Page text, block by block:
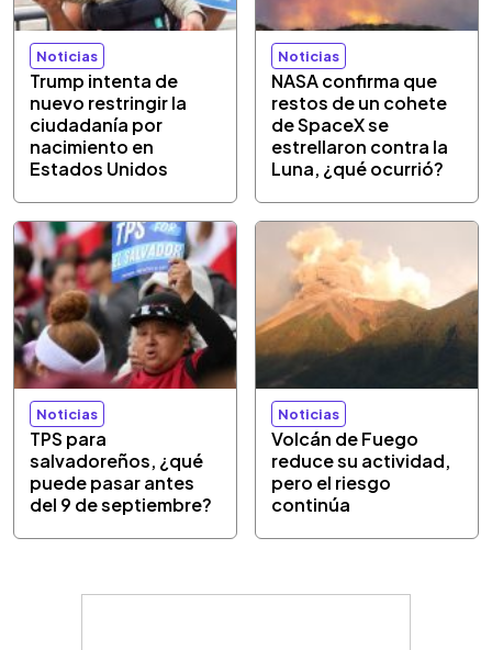
Noticias
Trump intenta de
nuevo restringir la
ciudadanía por
nacimiento en
Estados Unidos
Noticias
NASA confirma que
restos de un cohete
de SpaceX se
estrellaron contra la
Luna, ¿qué ocurrió?
Noticias
TPS para
salvadoreños, ¿qué
puede pasar antes
del 9 de septiembre?
Noticias
Volcán de Fuego
reduce su actividad,
pero el riesgo
continúa